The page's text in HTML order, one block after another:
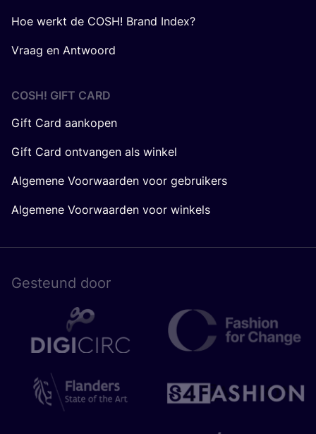
Hoe werkt de COSH! Brand Index?
Vraag en Antwoord
COSH! GIFT CARD
Gift Card aankopen
Gift Card ontvangen als winkel
Algemene Voorwaarden voor gebruikers
Algemene Voorwaarden voor winkels
Gesteund door